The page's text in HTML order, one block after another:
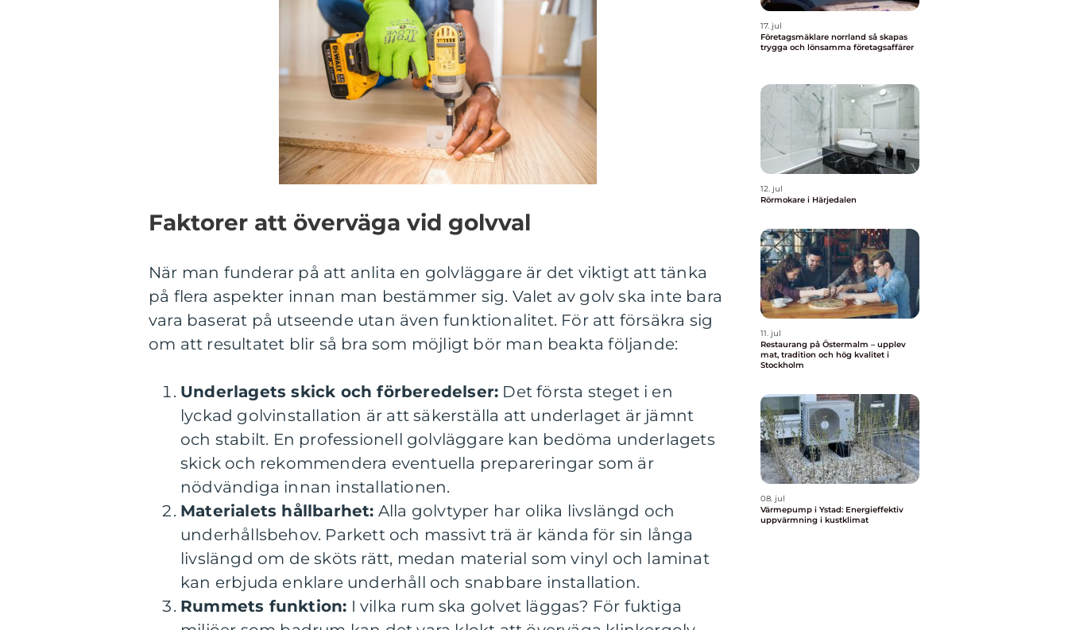
Faktorer att överväga vid golvval
När man funderar på att anlita en golvläggare är det viktigt att tänka
på flera aspekter innan man bestämmer sig. Valet av golv ska inte bara
vara baserat på utseende utan även funktionalitet. För att försäkra sig
om att resultatet blir så bra som möjligt bör man beakta följande:
Underlagets skick och förberedelser: Det första steget i en
lyckad golvinstallation är att säkerställa att underlaget är jämnt
och stabilt. En professionell golvläggare kan bedöma underlagets
skick och rekommendera eventuella prepareringar som är
nödvändiga innan installationen.
Materialets hållbarhet: Alla golvtyper har olika livslängd och
underhållsbehov. Parkett och massivt trä är kända för sin långa
livslängd om de sköts rätt, medan material som vinyl och laminat
kan erbjuda enklare underhåll och snabbare installation.
Rummets funktion: I vilka rum ska golvet läggas? För fuktiga
17. jul
Företagsmäklare norrland så skapas
trygga och lönsamma företagsaffärer
12. jul
Rörmokare i Härjedalen
11. jul
Restaurang på Östermalm – upplev
mat, tradition och hög kvalitet i
Stockholm
08. jul
Värmepump i Ystad: Energieffektiv
uppvärmning i kustklimat